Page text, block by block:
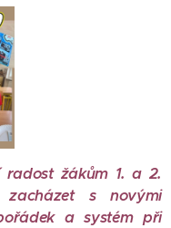
radost žákům 1. a 2.
s novými
a systém při